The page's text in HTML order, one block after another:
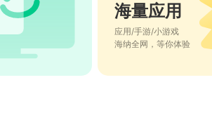
海量应用
应用/手游/小游戏
海纳全网，等你体验